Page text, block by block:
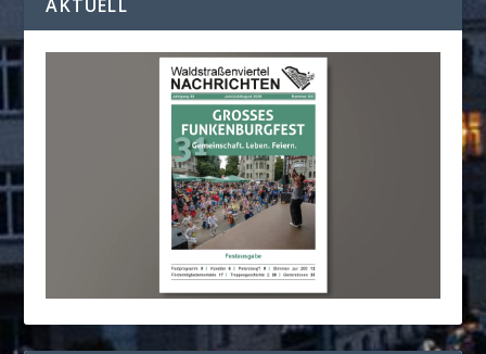
KTUELL